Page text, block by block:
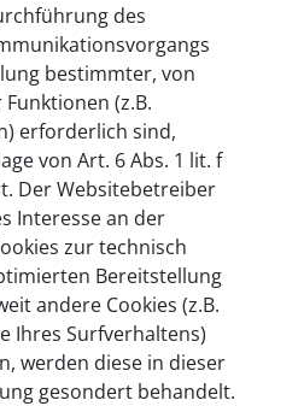
des
bestimmter, von
(z.B.
erforderlich sind,
von Art. 6 Abs. 1 lit. f
Der Websitebetreiber
Interesse an der
zur technisch
Bereitstellung
andere Cookies (z.B.
Ihres Surfverhaltens)
werden diese in dieser
gesondert behandelt.